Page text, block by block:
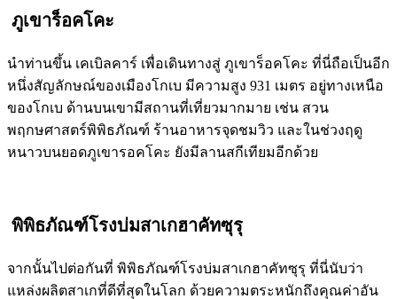
ภูเขาร็อคโคะ
นำท่านขึ้น เคเบิลคาร์ เพื่อเดินทางสู่ ภูเขาร็อคโคะ ที่นี่ถือเป็นอีก
หนึ่งสัญลักษณ์ของเมืองโกเบ มีความสูง 931 เมตร อยู่ทางเหนือ
ของโกเบ ด้านบนเขามีสถานที่เที่ยวมากมาย เช่น สวน
พฤกษศาสตร์พิพิธภัณฑ์ ร้านอาหารจุดชมวิว และในช่วงฤดู
หนาวบนยอดภูเขารอคโคะ ยังมีลานสกีเทียมอีกด้วย
พิพิธภัณฑ์โรงบ่มสาเกฮาคัทซุรุ
จากนั้นไปต่อกันที่ พิพิธภัณฑ์โรงบ่มสาเกฮาคัทซุรุ ที่นี่นับว่า
แหล่งผลิตสาเกที่ดีที่สุดในโลก ด้วยความตระหนักถึงคุณค่าอัน